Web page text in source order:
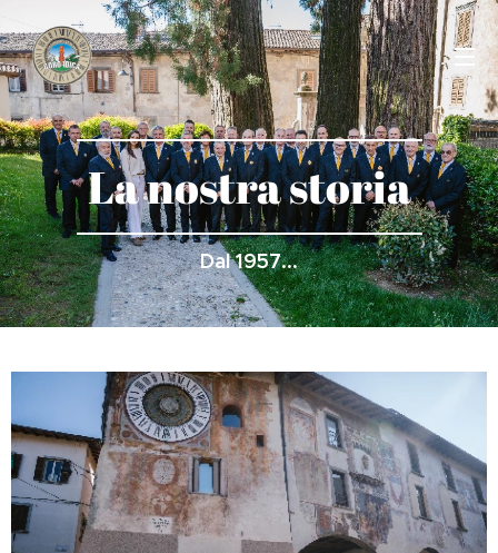
La nostra storia
Dal 1957...